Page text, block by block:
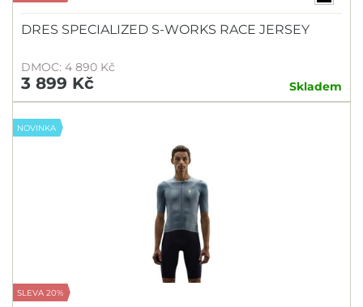
DRES SPECIALIZED S-WORKS RACE JERSEY
DMOC: 4 890 Kč
3 899 Kč Skladem
NOVINKA
SLEVA 20%